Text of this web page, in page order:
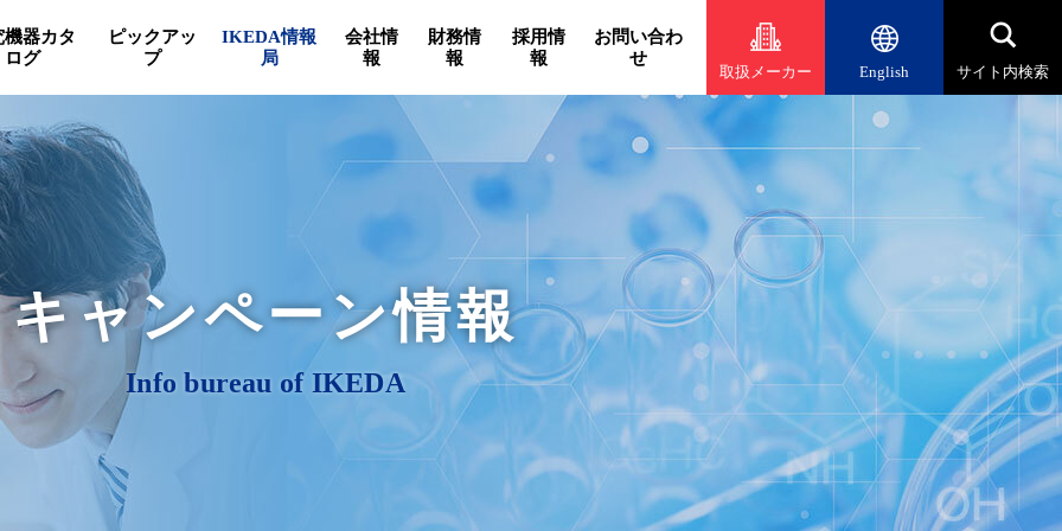
機器カタ
ログ
ピックアッ
プ
IKEDA情報
局
会社情
報
財務情
報
採用情
報
お問い合わ
せ
取扱メーカー English サイト内検索
キャンペーン情報